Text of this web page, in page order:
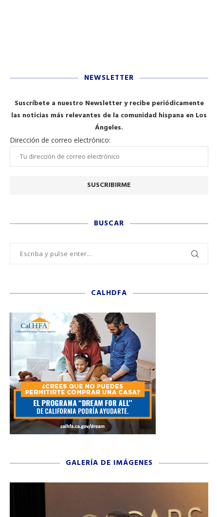
NEWSLETTER
Suscríbete a nuestro Newsletter y recibe periódicamente
las noticias más relevantes de la comunidad hispana en Los
Ángeles.
Dirección de correo electrónico:
BUSCAR
CALHDFA
GALERÍA DE IMÁGENES